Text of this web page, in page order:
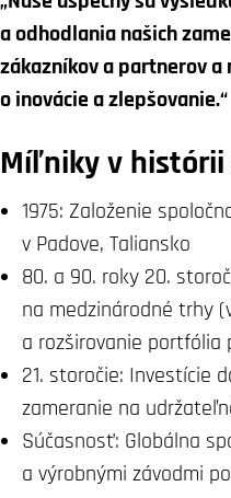
a odhodlania našich
zákazníkov a partnerov
o inovácie a zlepšovanie.“
Míľniky v histórii
1975: Založenie
v Padove, Taliansko
80. a 90. roky 20.
na medzinárodné trhy
a rozširovanie portfólia
21. storočie: Investície
zameranie na
Súčasnosť: Globálna
a výrobnými závodmi